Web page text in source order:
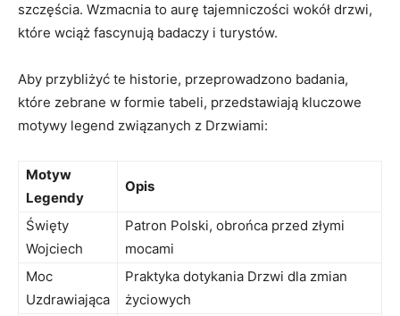
szczęścia. Wzmacnia to aurę tajemniczości wokół drzwi,
które wciąż fascynują badaczy i turystów.
Aby przybliżyć te historie, przeprowadzono badania,
które zebrane‍ w formie tabeli, przedstawiają kluczowe
motywy legend związanych z Drzwiami:
Motyw
Legendy
Opis
Święty
Wojciech
Patron Polski, obrońca przed złymi
mocami
Moc
Uzdrawiająca
Praktyka dotykania Drzwi dla zmian
życiowych